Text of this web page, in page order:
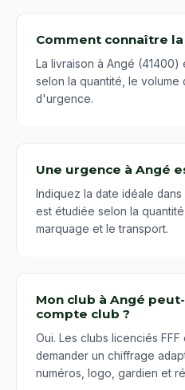
Comment connaître la
La livraison à Angé
selon la quantité, le volume
d'urgence.
Une urgence à Angé
Indiquez la date idéale
est étudiée selon la
marquage et le transport.
Mon club à Angé
compte club ?
Oui. Les clubs licenciés
demander un chiffrage
numéros, logo, gardien et